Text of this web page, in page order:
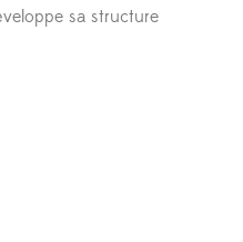
sa structure